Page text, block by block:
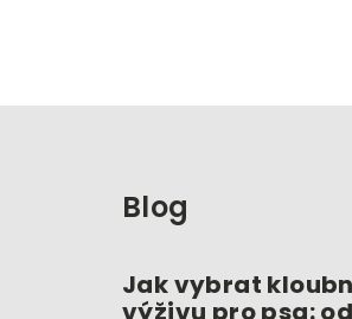
Blog
Jak vybrat
výživu pro psa: od